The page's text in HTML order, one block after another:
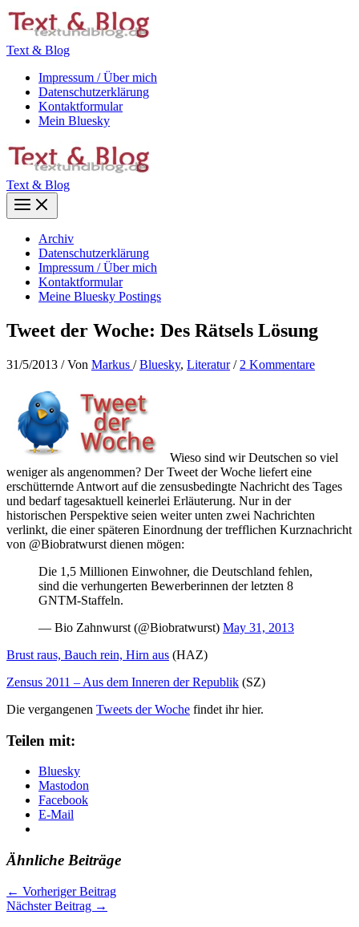
Zum
Inhalt
Text & Blog
Impressum / Über mich
Datenschutzerklärung
Kontaktformular
Mein Bluesky
Text & Blog
Main
Menu
Archiv
Datenschutzerklärung
Impressum / Über mich
Kontaktformular
Meine Bluesky Postings
Tweet der Woche: Des Rätsels Lösung
31/5/2013 / Von Markus /Bluesky, Literatur/ 2 Kommentare
Wieso sind wir Deutschen so viel
weniger als angenommen? Der Tweet der Woche liefert eine
erschütternde Antwort auf die zensusbedingte Nachricht des Tages
und bedarf tagesaktuell keinerlei Erläuterung. Nur in der
historischen Perspektive seien weiter unten zwei Nachrichten
verlinkt, die einer späteren Einordnung der trefflichen Kurznachricht
von @Biobratwurst dienen mögen:
Die 1,5 Millionen Einwohner, die Deutschland fehlen,
sind die verhungerten Bewerberinnen der letzten 8
GNTM-Staffeln.
— Bio Zahnwurst (@Biobratwurst) May 31, 2013
Brust raus, Bauch rein, Hirn aus (HAZ)
Zensus 2011 – Aus dem Inneren der Republik (SZ)
Die vergangenen Tweets der Woche findet ihr hier.
Teilen mit:
Bluesky
Mastodon
Facebook
E-Mail
Ähnliche Beiträge
← Vorheriger Beitrag
Nächster Beitrag →